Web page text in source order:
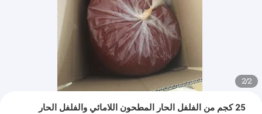
2
/
2
25 كجم من الفلفل الحار المطحون اللامائي والفلفل الحار